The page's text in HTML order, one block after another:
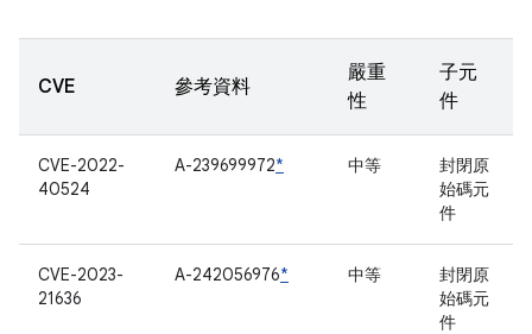
CVE 參考資料
嚴重
性
子元
件
CVE-2022-
40524
A-239699972* 中等
封閉原
始碼元
件
CVE-2023-
21636
A-242056976* 中等
封閉原
始碼元
件